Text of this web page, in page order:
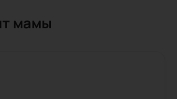
мамы